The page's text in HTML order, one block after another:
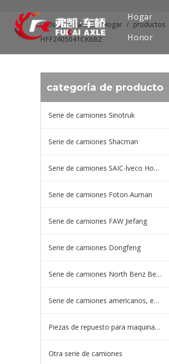
Hogar
Honor
Usted está aquí: Hogar / productos
HFF2405041CK6BZ
categoria de producto
Serie de camiones Sinotruk
Serie de camiones Shacman
Serie de camiones SAIC-lveco Hongyan
Serie de camiones Foton Auman
Serie de camiones FAW Jiefang
Serie de camiones Dongfeng
Serie de camiones North Benz Beiben
Serie de camiones americanos, europeos y japoneses
Piezas de repuesto para maquinaria de ingeniería de camiones mineros
Otra serie de camiones